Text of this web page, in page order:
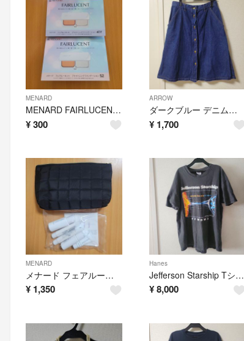
MENARD
MENARD FAIRLUCENT トライアル 3セット
¥300
ARROW
ダークブルー デニムスカート ボタンフロント
¥ 1,700
MENARD
メナード フェアルーセント ミニボトルセット
¥ 1,350
Hanes
Jefferson Starship Tシャツ ブラック
¥8,000